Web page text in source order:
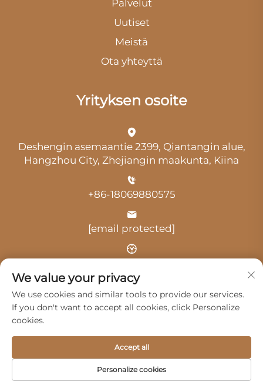
Palvelut
Uutiset
Meistä
Ota yhteyttä
Yrityksen osoite
Deshengin asemaantie 2399, Qiantangin alue,
Hangzhou City, Zhejiangin maakunta, Kiina
+86-18069880575
[email protected]
Aika: klo 9.00–18.00
Tekijänoikeus © 2025 Hangzhou Guangji Automobile
Tietosuojakäytäntö
Palvelut Meistä
We value your privacy
We use cookies and similar tools to provide our services.
If you don't want to accept all cookies, click Personalize
cookies.
Personalize cookies
Accept all